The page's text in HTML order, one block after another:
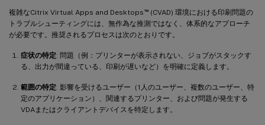
複雑なCitrix Virtual Apps and Desktops ™(CVAD) 環境における印刷問題の
トラブルシューティングには、無作為な推測ではなく、体系的なアプローチ
が必要です。推奨されるプロセスは次のとおりです。
症状の特定: 問題（例：プリンターが表示されない、ジョブがスタックす
る、出力が間違っている、印刷が遅いなど）を明確に定義します。
範囲の特定: 影響を受けるユーザー（1人のユーザー、複数のユーザー、特
定のアプリケーション）、関連するプリンター、および問題が発生する
VDAまたはクライアントデバイスを特定します。